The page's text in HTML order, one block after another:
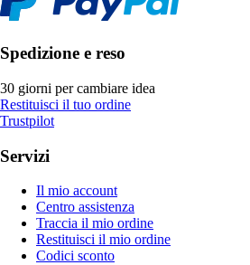
Spedizione e reso
30 giorni per cambiare idea
Restituisci il tuo ordine
Trustpilot
Servizi
Il mio account
Centro assistenza
Traccia il mio ordine
Restituisci il mio ordine
Codici sconto